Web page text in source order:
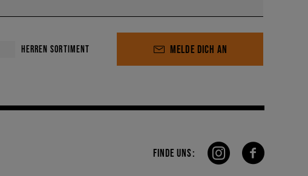
HERREN SORTIMENT MELDE DICH AN
FINDE UNS: